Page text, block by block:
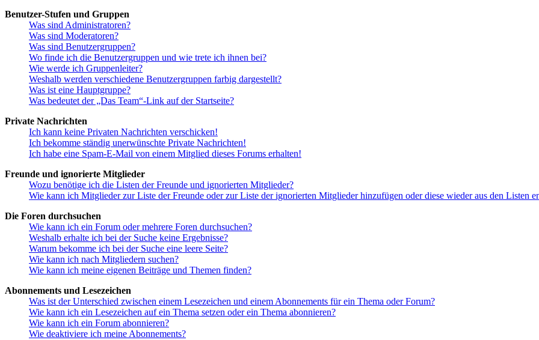
Benutzer-Stufen und Gruppen
Was sind Administratoren?
Was sind Moderatoren?
Was sind Benutzergruppen?
Wo finde ich die Benutzergruppen und wie trete ich ihnen bei?
Wie werde ich Gruppenleiter?
Weshalb werden verschiedene Benutzergruppen farbig dargestellt?
Was ist eine Hauptgruppe?
Was bedeutet der „Das Team“-Link auf der Startseite?
Private Nachrichten
Ich kann keine Privaten Nachrichten verschicken!
Ich bekomme ständig unerwünschte Private Nachrichten!
Ich habe eine Spam-E-Mail von einem Mitglied dieses Forums erhalten!
Freunde und ignorierte Mitglieder
Wozu benötige ich die Listen der Freunde und ignorierten Mitglieder?
Wie kann ich Mitglieder zur Liste der Freunde oder zur Liste der ignorierten Mitglieder hinzufügen oder diese wieder aus den Listen
Die Foren durchsuchen
Wie kann ich ein Forum oder mehrere Foren durchsuchen?
Weshalb erhalte ich bei der Suche keine Ergebnisse?
Warum bekomme ich bei der Suche eine leere Seite?
Wie kann ich nach Mitgliedern suchen?
Wie kann ich meine eigenen Beiträge und Themen finden?
Abonnements und Lesezeichen
Was ist der Unterschied zwischen einem Lesezeichen und einem Abonnements für ein Thema oder Forum?
Wie kann ich ein Lesezeichen auf ein Thema setzen oder ein Thema abonnieren?
Wie kann ich ein Forum abonnieren?
Wie deaktiviere ich meine Abonnements?